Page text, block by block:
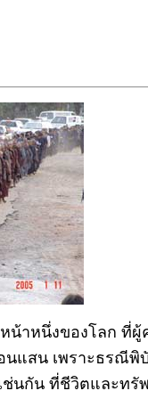
น้าหนึ่งของโลก ที่ผู้
นแสน เพราะธรณีพิ
ช่นกัน ที่ชีวิตและทรั